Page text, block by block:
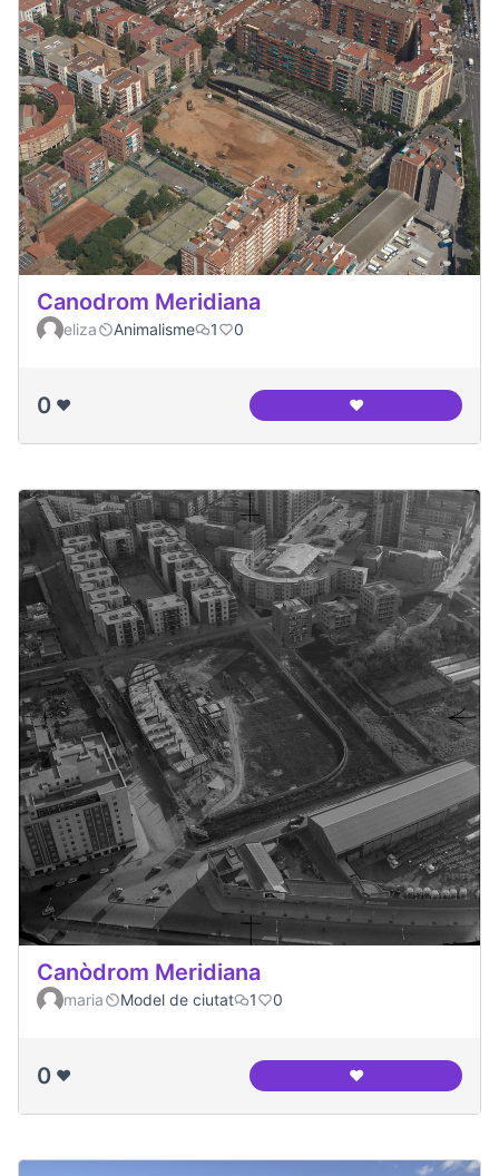
Canodrom Meridiana
eliza Animalisme 1 0
0 ❤️ ❤️Canodrom
Canòdrom Meridiana
maria Model de ciutat 1 0
0 ❤️ ❤️Canòdrom